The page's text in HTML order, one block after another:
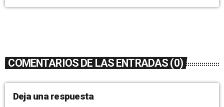
COMENTARIOS DE LAS ENTRADAS (0)
Deja una respuesta